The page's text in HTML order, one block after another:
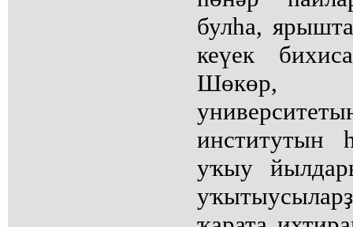
булһа,
кеүек
Шөкөр,
институтын
уҡыу